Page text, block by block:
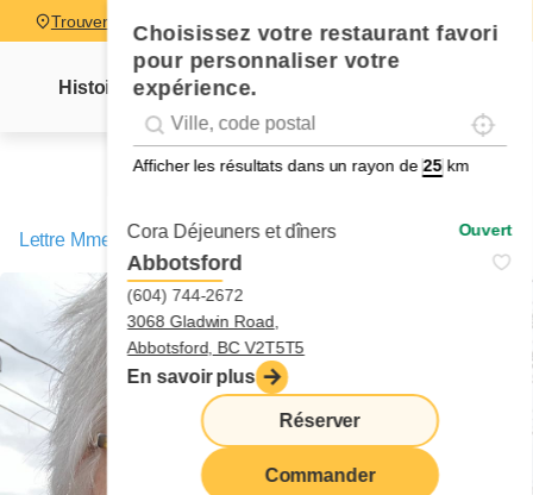
Choisissez votre restaurant favori
pour personnaliser votre
expérience.
Geolocation
Géolocalisation
Afficher les résultats dans un rayon de km
Cora Déjeuners et dîners Ouvert
Abbotsford
(604) 744-2672
3068 Gladwin Road,
Abbotsford, BC V2T5T5
En savoir plus
Réserver
Commander
Trouver un restaurant
Histoire Lettre Mme Cora
Lettre Mme Cora/ Trois désirs, trois regrets